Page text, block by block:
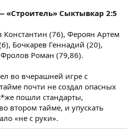
Сыктывкар 2:5
Константин (76), Фероян Артем
Бочкарев Геннадий (20),
Роман (79,86).
во вчерашней игре с
почти не создал опасных
пошли стандарты,
втором тайме, и упускать
«не с руки».